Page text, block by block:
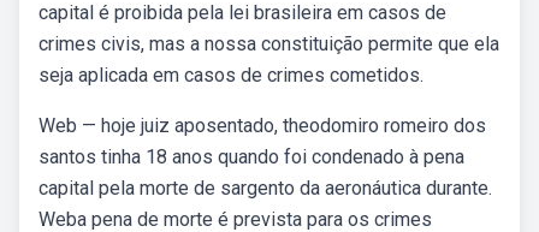
capital é proibida pela lei brasileira em casos de
crimes civis, mas a nossa constituição permite que ela
seja aplicada em casos de crimes cometidos.
Web — hoje juiz aposentado, theodomiro romeiro dos
santos tinha 18 anos quando foi condenado à pena
capital pela morte de sargento da aeronáutica durante.
Weba pena de morte é prevista para os crimes